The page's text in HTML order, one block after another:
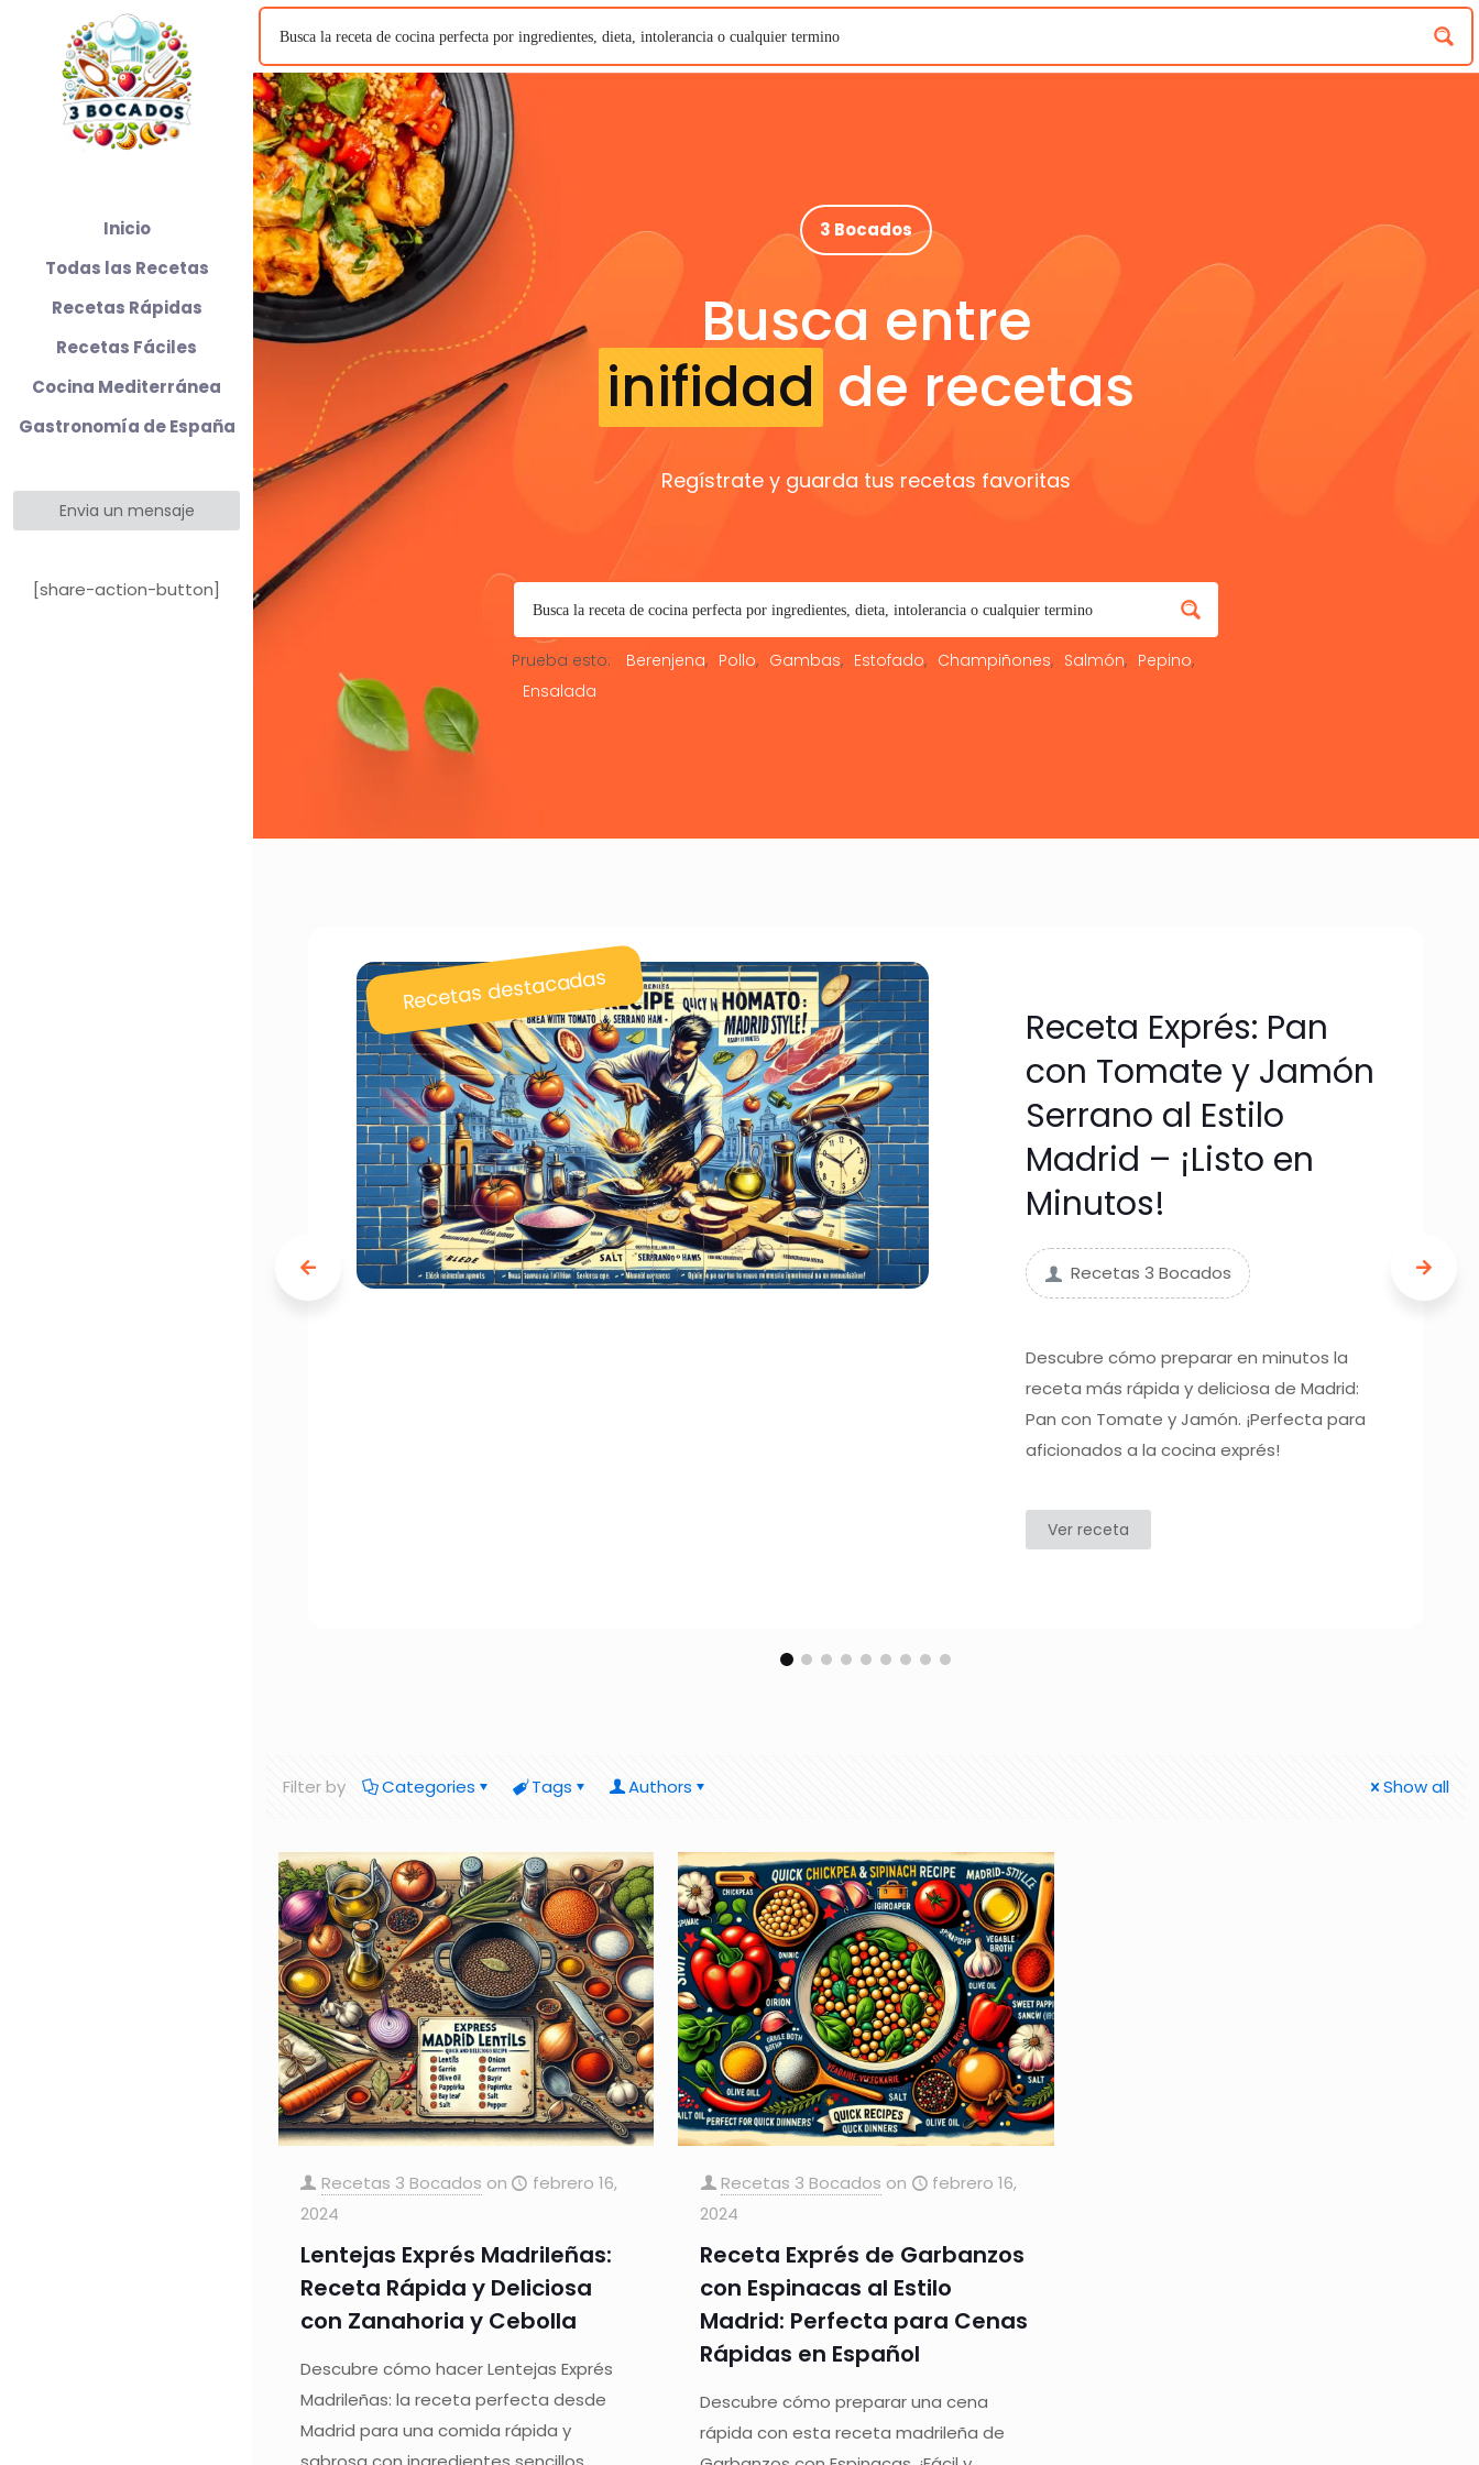
3 Bocados
Busca entre
inifidad de recetas
Regístrate y guarda tus recetas favoritas
Prueba esto: Berenjena Pollo Gambas Estofado Champiñones Salmón
Pepino
Ensalada
Recetas destacadas
Receta Exprés: Pan
con Tomate y Jamón
Serrano al Estilo
Madrid – ¡Listo en
Minutos!
Recetas 3 Bocados
Descubre cómo preparar en minutos la
receta más rápida y deliciosa de Madrid:
Pan con Tomate y Jamón. ¡Perfecta para
aficionados a la cocina exprés!
Ver receta
Filter by Categories Tags Authors Show all
Recetas 3 Bocados on
febrero 16,
2024
Lentejas Exprés Madrileñas:
Receta Rápida y Deliciosa
con Zanahoria y Cebolla
Descubre cómo hacer Lentejas Exprés
Madrileñas: la receta perfecta desde
Madrid para una comida rápida y
Recetas 3 Bocados on
febrero 16,
2024
Receta Exprés de Garbanzos
con Espinacas al Estilo
Madrid: Perfecta para Cenas
Rápidas en Español
Descubre cómo preparar una cena
rápida con esta receta madrileña de
Inicio
Todas las Recetas
Recetas Rápidas
Recetas Fáciles
Cocina Mediterránea
Gastronomía de España
Envia un mensaje
[share-action-button]